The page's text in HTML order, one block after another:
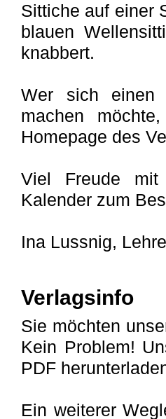
Sittiche auf einer
blauen
knabbert.
Wer sich einen
machen
Homepage des
Viel Freude mit
Kalender zum
Ina Lussnig,
Verlagsinfo
Sie möchten
Kein Problem!
PDF
Ein weiterer